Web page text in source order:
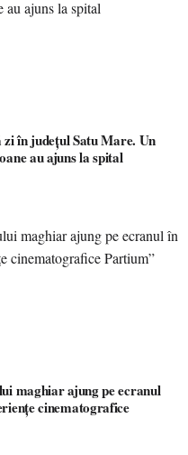
în județul Satu Mare. Un
au ajuns la spital
maghiar ajung pe ecranul
cinematografice